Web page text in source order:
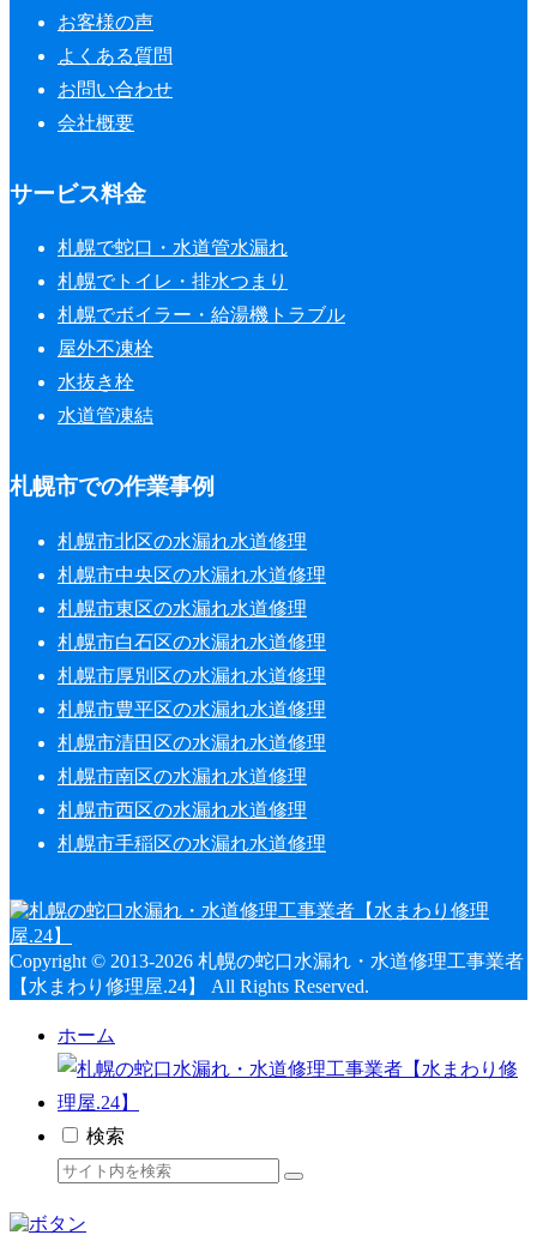
お客様の声
よくある質問
お問い合わせ
会社概要
サービス料金
札幌で蛇口・水道管水漏れ
札幌でトイレ・排水つまり
札幌でボイラー・給湯機トラブル
屋外不凍栓
水抜き栓
水道管凍結
札幌市での作業事例
札幌市北区の水漏れ水道修理
札幌市中央区の水漏れ水道修理
札幌市東区の水漏れ水道修理
札幌市白石区の水漏れ水道修理
札幌市厚別区の水漏れ水道修理
札幌市豊平区の水漏れ水道修理
札幌市清田区の水漏れ水道修理
札幌市南区の水漏れ水道修理
札幌市西区の水漏れ水道修理
札幌市手稲区の水漏れ水道修理
Copyright © 2013-2026 札幌の蛇口水漏れ・水道修理工事業者
【水まわり修理屋.24】 All Rights Reserved.
ホーム
検索